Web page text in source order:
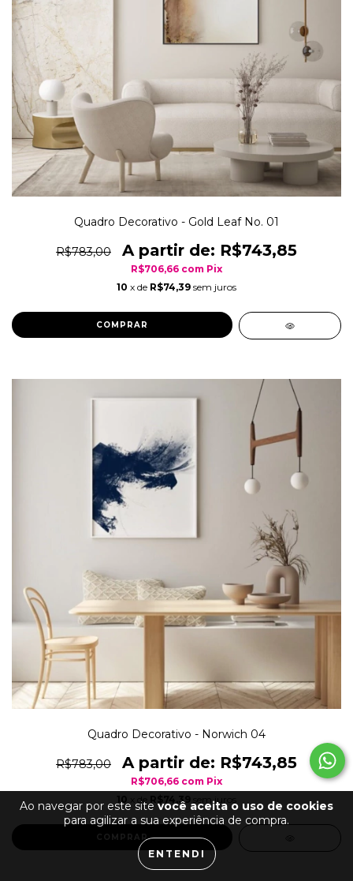
Ao navegar por este sitevocê aceita o uso de cookies
para agilizar a sua experiência de compra.
ENTENDI
Quadro Decorativo - Gold Leaf No. 01
R$783,00 R$743,85
R$706,66 com Pix
10 x de R$74,39 sem juros
COMPRAR
Quadro Decorativo - Norwich 04
R$783,00 R$743,85
R$706,66 com Pix
10
x de R$74,39 sem juros
COMPRAR